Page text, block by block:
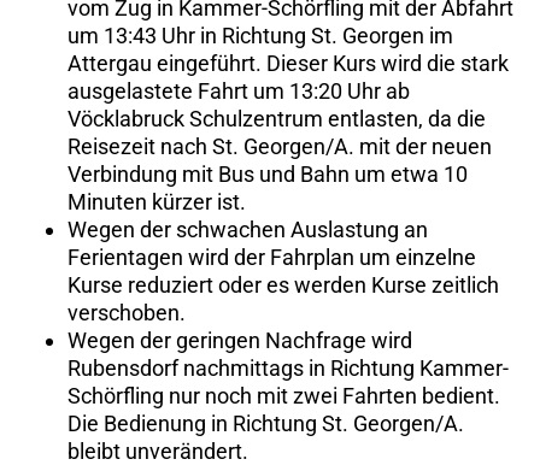
vom Zug in Kammer-Schörfling mit der Abfahrt
um 13:43 Uhr in Richtung St. Georgen im
Attergau eingeführt. Dieser Kurs wird die stark
ausgelastete Fahrt um 13:20 Uhr ab
Vöcklabruck Schulzentrum entlasten, da die
Reisezeit nach St. Georgen/A. mit der neuen
Verbindung mit Bus und Bahn um etwa 10
Minuten kürzer ist.
Wegen der schwachen Auslastung an
Ferientagen wird der Fahrplan um einzelne
Kurse reduziert oder es werden Kurse zeitlich
verschoben.
Wegen der geringen Nachfrage wird
Rubensdorf nachmittags in Richtung Kammer-
Schörfling nur noch mit zwei Fahrten bedient.
Die Bedienung in Richtung St. Georgen/A.
bleibt unverändert.